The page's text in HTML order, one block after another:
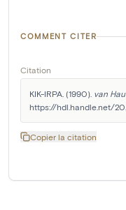
COMMENT CITER
Citation
KIK-IRPA. (1990). van
https://hdl.handle.net/
Copier la citation